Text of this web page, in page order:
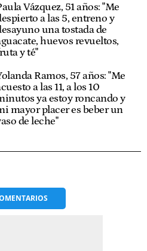
Vázquez, 51 años: "Me
a las 5, entreno y
una tostada de
huevos revueltos,
y té"
Ramos, 57 años: "Me
a las 11, a los 10
ya estoy roncando y
mayor placer es beber un
de leche"